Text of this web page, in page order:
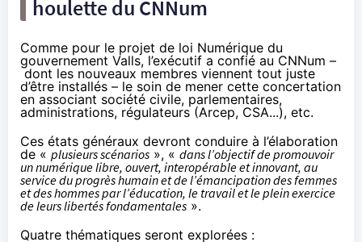
houlette du CNNum
Comme pour le projet de loi Numérique du
gouvernement Valls, l’exécutif a confié au CNNum –
dont les nouveaux membres viennent tout juste
d’être installés – le soin de mener cette concertation
en associant société civile, parlementaires,
administrations, régulateurs (Arcep, CSA...), etc.
Ces états généraux devront conduire à l’élaboration
de « plusieurs scénarios », « dans l’objectif de promouvoir
un numérique libre, ouvert, interopérable et innovant, au
service du progrès humain et de l’émancipation des femmes
et des hommes par l’éducation, le travail et le plein exercice
de leurs libertés fondamentales ».
Quatre thématiques seront explorées :